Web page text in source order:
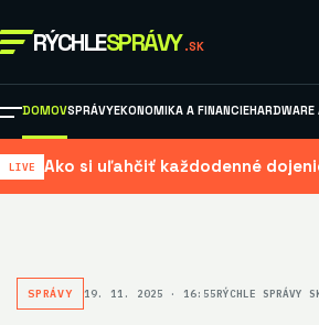
RÝCHLESPRÁVY .SK
DOMOVSPRÁVYEKONOMIKA A FINANCIE
SPRÁVY 19. 11. 2025 · 16:55RÝCHLE SPRÁVY